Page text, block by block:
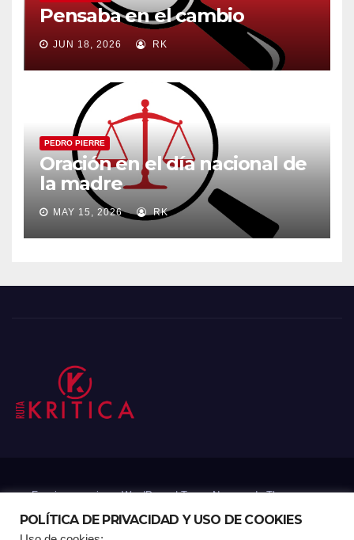
Pensaba en el cambio
JUN 18, 2026 RK
PEDRO PIERRE
Oración en el día nacional de
la madre
MAY 15, 2026 RK
Funciona gracias a WordPress|Tema: Newsup deThemeansar
POLÍTICA DE PRIVACIDAD Y USO DE COOKIES